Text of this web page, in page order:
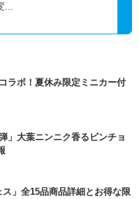
ラボ！夏休み限定ミニカー付
」大葉ニンニク香るビンチョ
」全15品商品詳細とお得な限